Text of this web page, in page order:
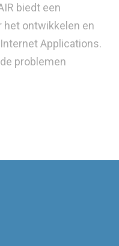
biedt een
ontwikkelen en
Applications.
problemen